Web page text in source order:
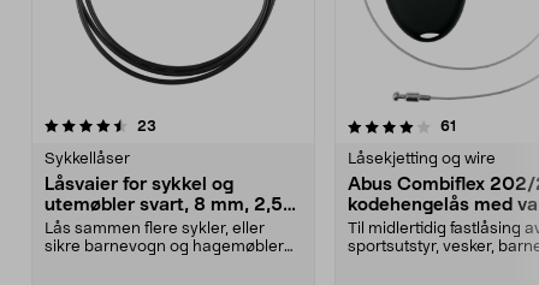
23
Sykkellåser
Låsvaier for sykkel og
utemøbler svart, 8 mm, 2,5
meter
Lås sammen flere sykler, eller
sikre barnevogn og hagemøbler
4.0 av 5 stjerner 61
Låsekjetting og wire
Abus Combiflex
kodehengelås med
70 cm
Til midlertidig fastlåsing
sportsutstyr, vesker,
4.5 av 5 stjerner